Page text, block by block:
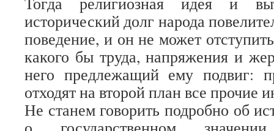
исторический долг народа
поведение, и он не может
какого бы труда, напряжения и
него предлежащий ему подвиг:
отходят на второй план все прочие
Не станем говорить подробно об